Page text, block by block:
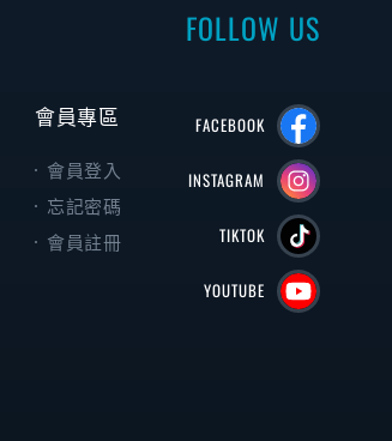
會員專區
會員登入
忘記密碼
會員註冊
FOLLOW US
FACEBOOK
INSTAGRAM
TIKTOK
YOUTUBE